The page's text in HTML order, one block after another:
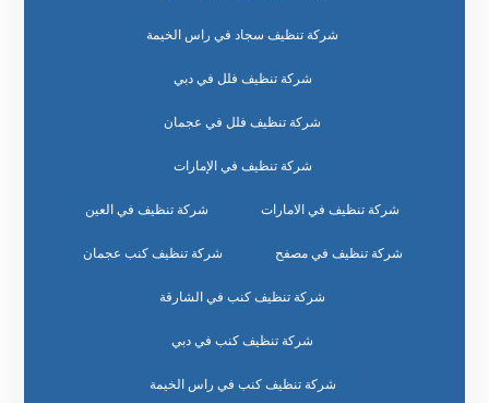
شركة تنظيف سجاد في راس الخيمة
شركة تنظيف فلل في دبي
شركة تنظيف فلل في عجمان
شركة تنظيف في الإمارات
شركة تنظيف في الامارات شركة تنظيف في العين
شركة تنظيف في مصفح شركة تنظيف كنب عجمان
شركة تنظيف كنب في الشارقة
شركة تنظيف كنب في دبي
شركة تنظيف كنب في راس الخيمة